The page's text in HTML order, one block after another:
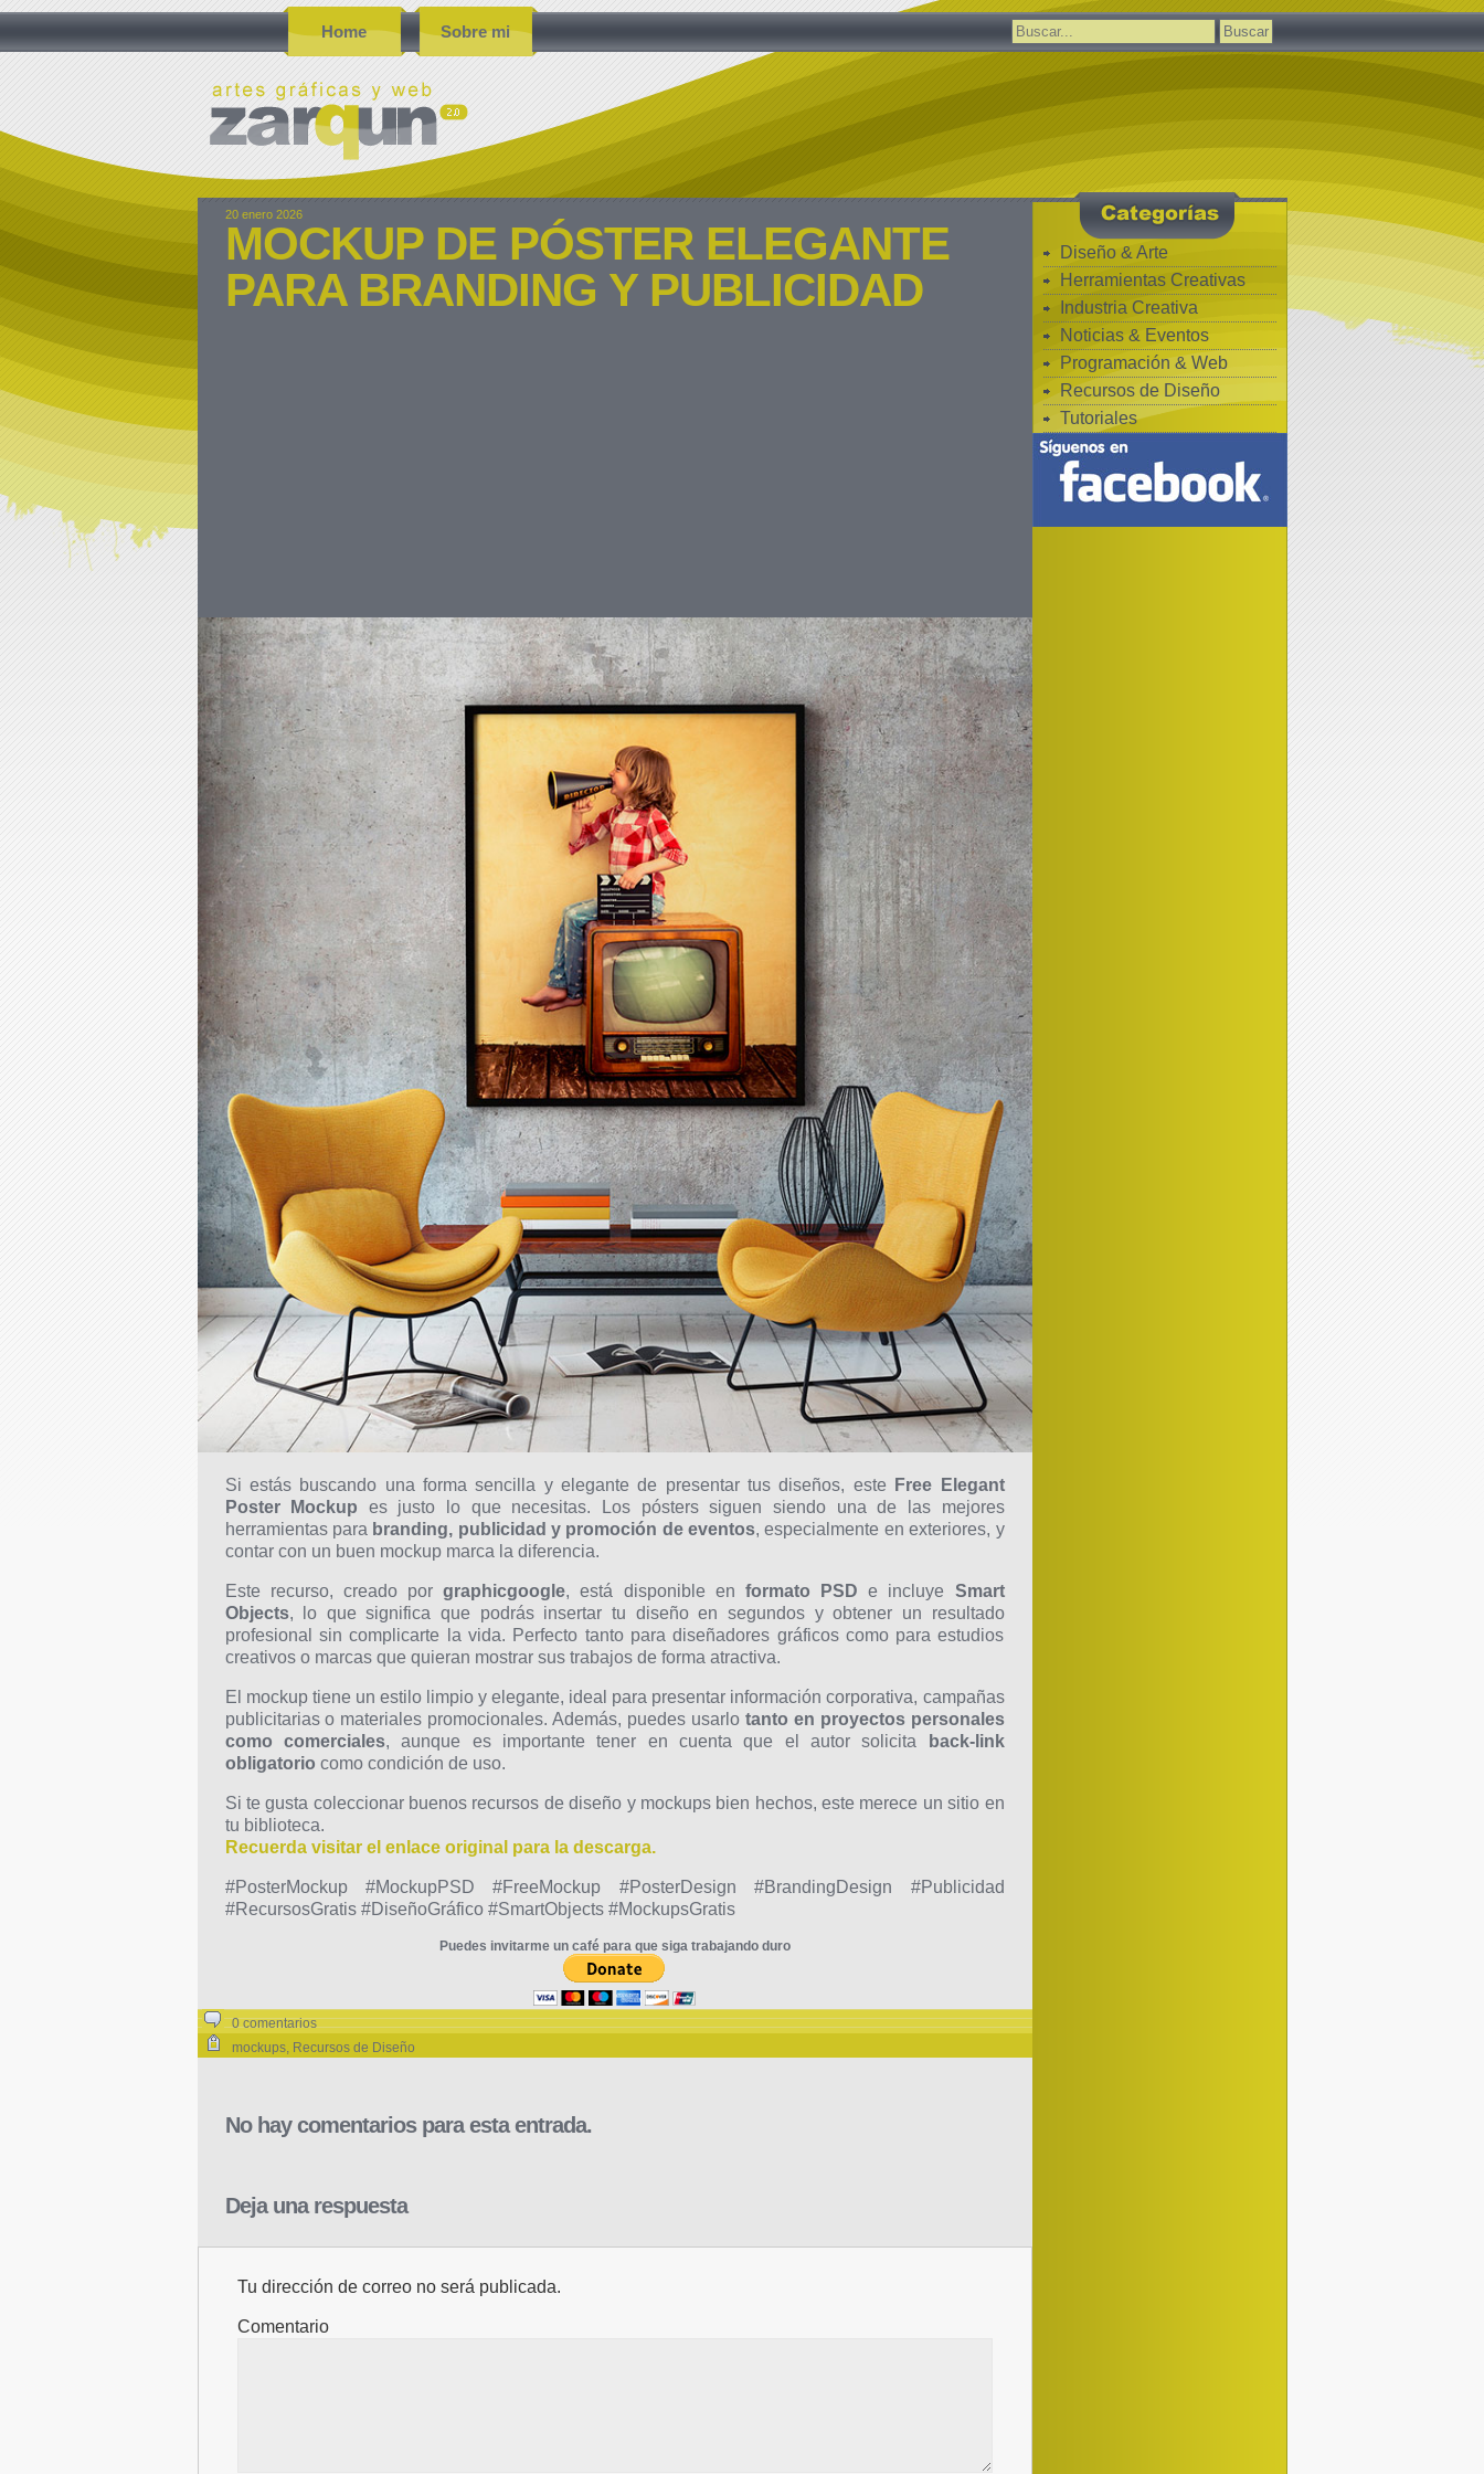
Home Sobre mi Buscar:
20 enero 2026
MOCKUP DE PÓSTER ELEGANTE
PARA BRANDING Y PUBLICIDAD
Si estás buscando una forma sencilla y elegante de presentar tus diseños, este
Free Elegant
Poster Mockup es justo lo que necesitas. Los pósters siguen siendo una de las mejores
herramientas para branding, publicidad y promoción de eventos, especialmente en exteriores, y
contar con un buen mockup marca la diferencia.
Este recurso, creado porgraphicgoogle, está disponible en formato PSD e incluye Smart
Objects, lo que significa que podrás insertar tu diseño en segundos y obtener un resultado
profesional sin complicarte la vida. Perfecto tanto para diseñadores gráficos como para estudios
creativos o marcas que quieran mostrar sus trabajos de forma atractiva.
El mockup tiene un estilo limpio y elegante, ideal para presentar información corporativa, campañas
publicitarias o materiales promocionales. Además, puedes usarlo tanto en proyectos personales
como comerciales, aunque es importante tener en cuenta que el autor solicita
back-link
obligatorio como condición de uso.
Si te gusta coleccionar buenos recursos de diseño y mockups bien hechos, este merece un sitio en
tu biblioteca.
Recuerda visitar el enlace original para la descarga.
#PosterMockup #MockupPSD #FreeMockup #PosterDesign #BrandingDesign #Publicidad
#RecursosGratis #DiseñoGráfico #SmartObjects #MockupsGratis
Puedes invitarme un café para que siga trabajando duro
0 comentarios
mockups, Recursos de Diseño
No hay comentarios para esta entrada.
Deja una respuesta
Tu dirección de correo no será publicada.
Comentario
Diseño & Arte
Herramientas Creativas
Industria Creativa
Noticias & Eventos
Programación & Web
Recursos de Diseño
Tutoriales